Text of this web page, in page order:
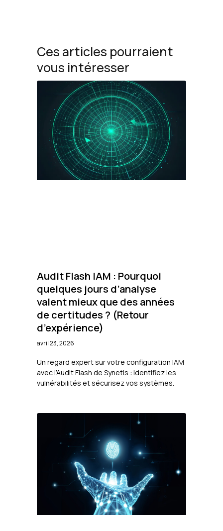
Ces articles pourraient
vous intéresser
Audit Flash IAM : Pourquoi
quelques jours d’analyse
valent mieux que des années
de certitudes ? (Retour
d’expérience)
avril 23, 2026
Un regard expert sur votre configuration IAM
avec l’Audit Flash de Synetis : identifiez les
vulnérabilités et sécurisez vos systèmes.